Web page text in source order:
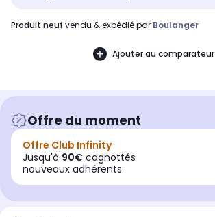
produit neuf vendu & expédié par Boulanger
Ajouter au comparateur
Offre du moment
Offre Club Infinity
Jusqu'à 90€ cagnottés
nouveaux adhérents